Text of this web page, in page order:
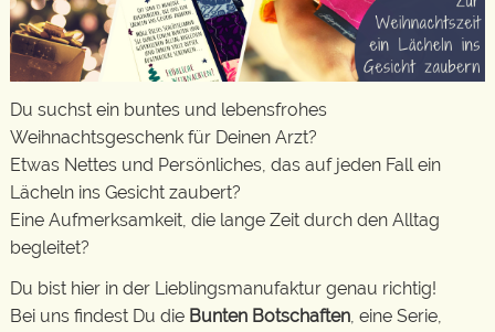
Du suchst ein buntes und lebensfrohes
Weihnachtsgeschenk für Deinen Arzt?
Etwas Nettes und Persönliches, das auf jeden Fall ein
Lächeln ins Gesicht zaubert?
Eine Aufmerksamkeit, die lange Zeit durch den Alltag
begleitet?
Du bist hier in der Lieblingsmanufaktur genau richtig!
Bei uns findest Du die Bunten Botschaften, eine Serie,